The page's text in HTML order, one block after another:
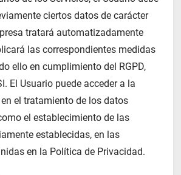
ciertos datos de carácter
tratará automatizadamente
las correspondientes medidas
ello en cumplimiento del RGPD,
El Usuario puede acceder a la
el tratamiento de los datos
el establecimiento de las
establecidas, en las
en la Política de Privacidad.